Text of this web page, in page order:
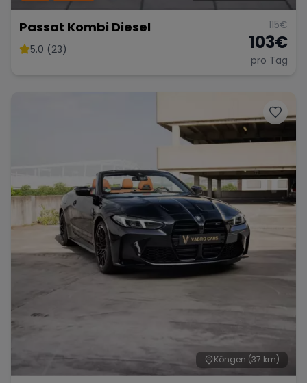
Passat Kombi Diesel
5.0 (23)
115€
103€
pro Tag
Köngen (37 km)